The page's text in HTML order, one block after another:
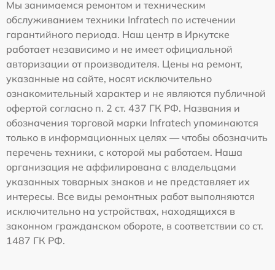
Мы занимаемся ремонтом и техническим
обслуживанием техники Infratech по истечении
гарантийного периода. Наш центр в Иркутске
работает независимо и не имеет официальной
авторизации от производителя. Цены на ремонт,
указанные на сайте, носят исключительно
ознакомительный характер и не являются публичной
офертой согласно п. 2 ст. 437 ГК РФ. Названия и
обозначения торговой марки Infratech упоминаются
только в информационных целях — чтобы обозначить
перечень техники, с которой мы работаем. Наша
организация не аффилирована с владельцами
указанных товарных знаков и не представляет их
интересы. Все виды ремонтных работ выполняются
исключительно на устройствах, находящихся в
законном гражданском обороте, в соответствии со ст.
1487 ГК РФ.